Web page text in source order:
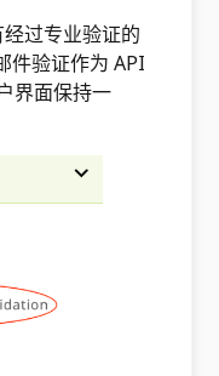
过专业验证的
件验证作为 API
界面保持一